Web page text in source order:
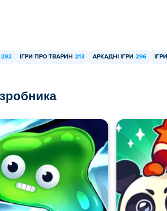
292 ІГРИ ПРО ТВАРИН 213 АРКАДНІ ІГРИ 296